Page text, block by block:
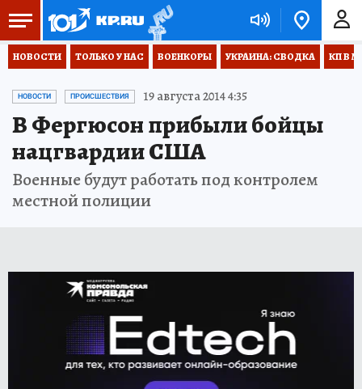
НОВОСТИ ТОЛЬКО У НАС ВОЕНКОРЫ УКРАИНА: СВОДКА КП В
НОВОСТИ ПРОИСШЕСТВИЯ 19 августа 2014 4:35
В Фергюсон прибыли бойцы
нацгвардии США
Военные будут работать под контролем
местной полиции